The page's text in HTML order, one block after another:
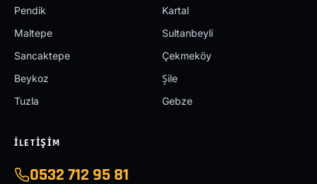
Pendik
Kartal
Maltepe
Sultanbeyli
Sancaktepe
Çekmeköy
Beykoz
Şile
Tuzla
Gebze
İLETIŞIM
0532 712 95 81